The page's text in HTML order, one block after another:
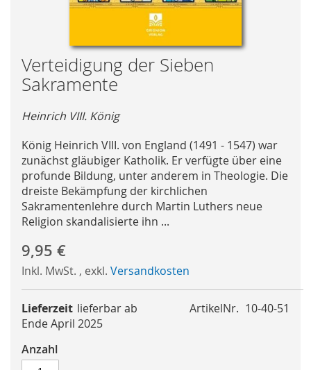
Skip
to
the
of
images
gallery
Verteidigung der Sieben
Sakramente
Heinrich VIII. König
König Heinrich VIII. von England (1491 - 1547) war
zunächst gläubiger Katholik. Er verfügte über eine
profunde Bildung, unter anderem in Theologie. Die
dreiste Bekämpfung der kirchlichen
Sakramentenlehre durch Martin Luthers neue
Religion skandalisierte ihn ...
9,95 €
Inkl. MwSt. , exkl. Versandkosten
ArtikelNr. 10-40-51
Lieferzeit lieferbar ab
Ende April 2025
Anzahl